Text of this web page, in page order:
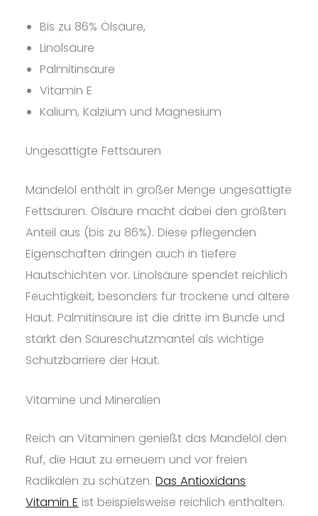
Bis zu 86% Ölsäure,
Linolsäure
Palmitinsäure
Vitamin E
Kalium, Kalzium und Magnesium
Ungesättigte Fettsäuren
Mandelöl enthält in großer Menge ungesättigte
Fettsäuren. Ölsäure macht dabei den größten
Anteil aus (bis zu 86%). Diese pflegenden
Eigenschaften dringen auch in tiefere
Hautschichten vor. Linolsäure spendet reichlich
Feuchtigkeit, besonders für trockene und ältere
Haut. Palmitinsäure ist die dritte im Bunde und
stärkt den Säureschutzmantel als wichtige
Schutzbarriere der Haut.
Vitamine und Mineralien
Reich an Vitaminen genießt das Mandelöl den
Ruf, die Haut zu erneuern und vor freien
Radikalen zu schützen.Das Antioxidans
Vitamin E ist beispielsweise reichlich enthalten.